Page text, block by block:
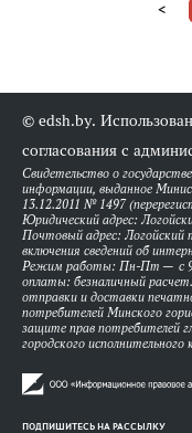
<
© edsh.by.
согласования с
Свидетельство о
информации, выданное
13.12.2011 № 1497
Юридический адрес:
Почтовый адрес:
включения сведений об
Режим работы: Пн-Пт — с
оплаты: безналичный
отправки и доставки
потребителей Минского
защите прав потребителей
городского
ПОДПИШИТЕСЬ НА РАССЫЛКУ